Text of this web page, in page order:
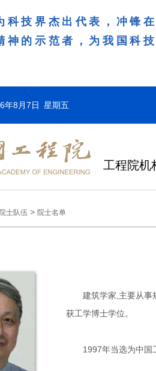
科技界杰出代表，冲锋
神的示范者，为我国科
年8月7日 星期五
工程院机
院士队伍 > 院士名单
建筑学家,主要从事规
获工学博士学位。
1997年当选为中国